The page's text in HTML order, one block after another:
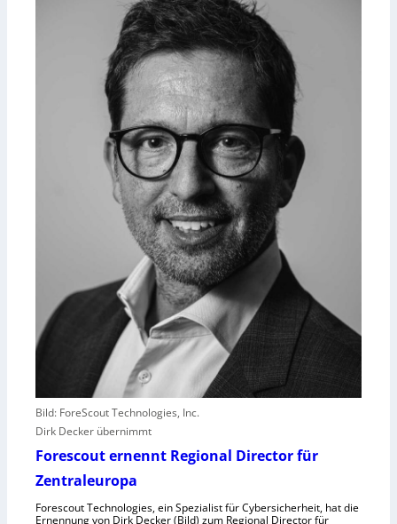
e
e
b
e
n
V
o
w
Bild: ForeScout Technologies, Inc.
Dirk Decker übernimmt
Forescout ernennt Regional Director für
Zentraleuropa
Forescout Technologies, ein Spezialist für Cybersicherheit, hat die
Ernennung von Dirk Decker (Bild) zum Regional Director für